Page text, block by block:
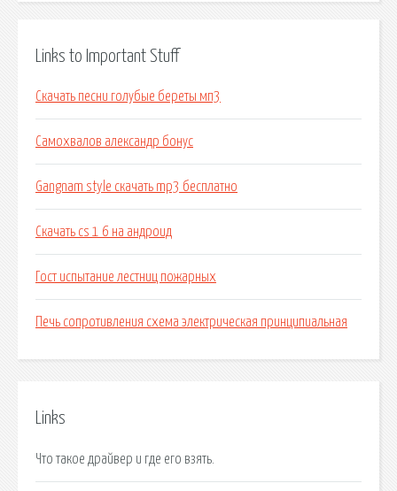
Links to Important Stuff
Скачать песни голубые береты мп3
Самохвалов александр бонус
Gangnam style скачать mp3 бесплатно
Скачать cs 1 6 на андроид
Гост испытание лестниц пожарных
Печь сопротивления схема электрическая принципиальная
Links
Что такое драйвер и где его взять.